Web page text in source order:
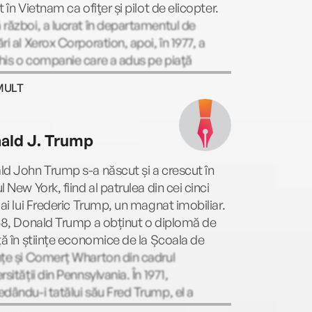
în Vietnam ca ofiţer și pilot de elicopter.
război, a lucrat în departamentul de
al Xerox Corporation, apoi, în 1977, a
o companie care a adus pe piaţă
portofele din nailon şi Velcro cu diverse
şi embleme rock’n’roll. În 1985 a
o companie internaţională care avea ca
educarea a zeci de mii de oameni din
lume cu privire la afaceri şi investiţii. În
Robert şi‑a vândut afacerea şi, datorită
a putut să se retragă din activitate la
de 47 de ani. În scurta perioadă petrecută
a scris bestsellerul internaţional
Poor Dad. În calitate de antreprenor,
şi investitor, Robert scrie rubrica lunară
the Rich Are Getting Richer“ pentru
Finance, precum şi editorialul „Rich
pentru revista Entrepreneur.
J. Trump
John Trump s-a născut și a crescut în
New York, fiind al patrulea din cei cinci
lui Frederic Trump, un magnat imobiliar.
Donald Trump a obținut o diplomă de
în științe economice de la Școala de
și Comerț Wharton din cadrul
din Pennsylvania. În 1971,
i tatălui său Fred Trump, el a